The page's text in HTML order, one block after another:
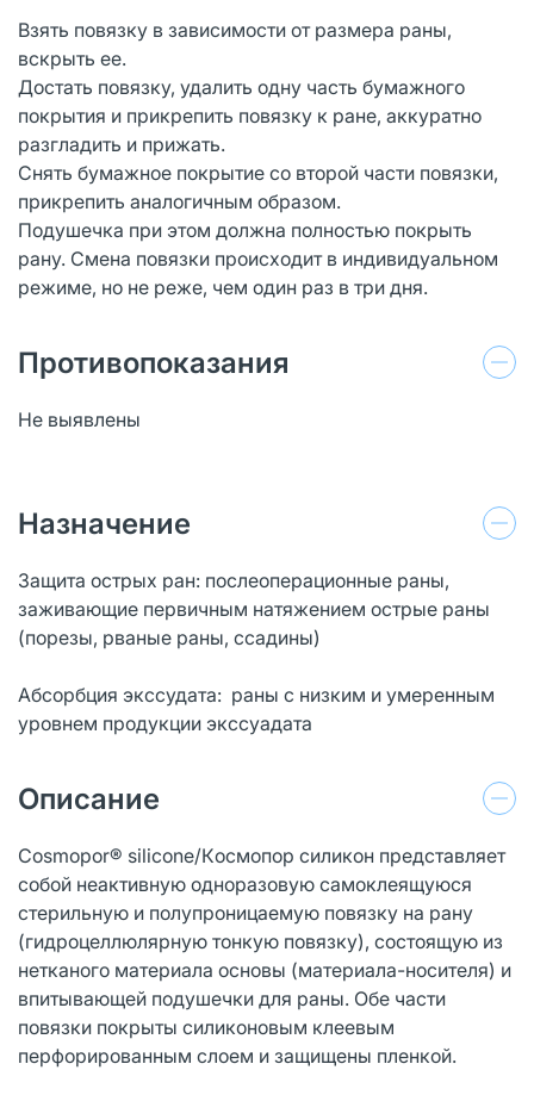
Взять повязку в зависимости от размера раны,
вскрыть ее.
Достать повязку, удалить одну часть бумажного
покрытия и прикрепить повязку к ране, аккуратно
разгладить и прижать.
Снять бумажное покрытие со второй части повязки,
прикрепить аналогичным образом.
Подушечка при этом должна полностью покрыть
рану. Смена повязки происходит в индивидуальном
режиме, но не реже, чем один раз в три дня.
Противопоказания
Не выявлены
Назначение
Защита острых ран: послеоперационные раны,
заживающие первичным натяжением острые раны
(порезы, рваные раны, ссадины)
Абсорбция экссудата: раны с низким и умеренным
уровнем продукции экссуадата
Описание
Cosmopor® silicone/Кocмoпop силикон представляет
собой неактивную одноразовую самоклеящуюся
стерильную и полупроницаемую повязку на рану
(гидроцеллюлярную тонкую повязку), состоящую из
нетканого материала основы (материала-носителя) и
впитывающей подушечки для раны. Обе части
повязки покрыты силиконовым клеевым
перфорированным слоем и защищены пленкой.